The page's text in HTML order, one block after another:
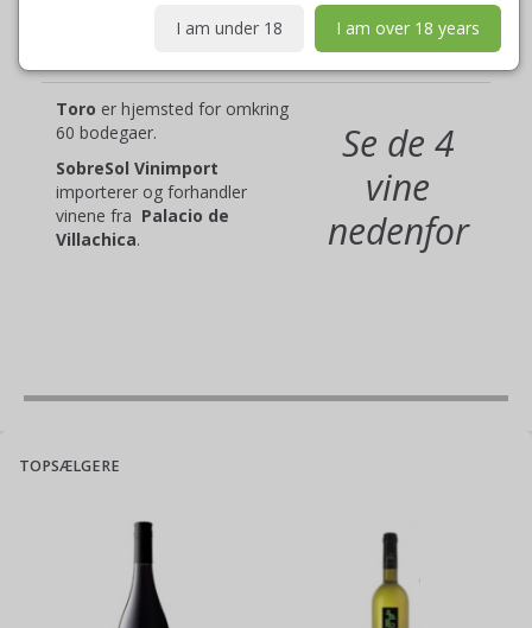
dansk: 'kødfulde',
Toro er hjemsted for omkring
60 bodegaer.
SobreSol Vinimport
importerer og forhandler
vinene fra Palacio de
Villachica.
Se de 4
vine
nedenfor
TOPSÆLGERE
I am under 18 I am over 18 years